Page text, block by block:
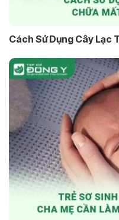
Cách Sử Dụng Cây Lạc